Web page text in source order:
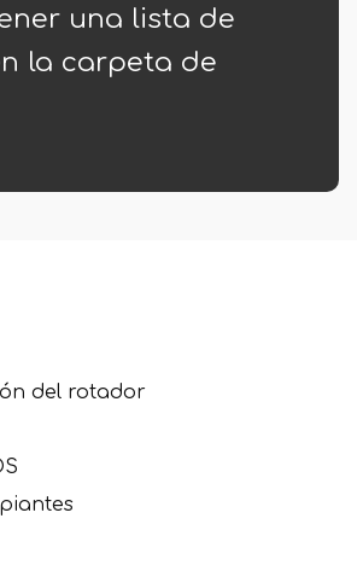
Cómo descargar
para Windows 8.1
del rotador